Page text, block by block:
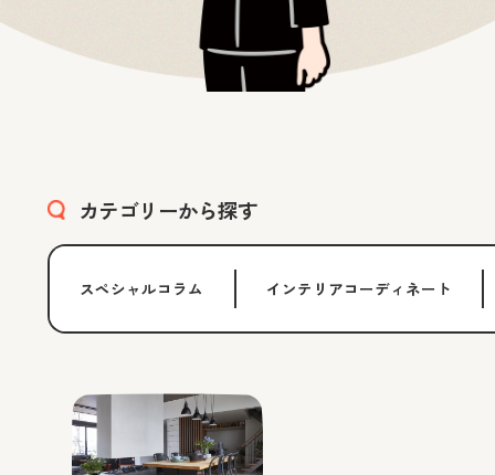
カテゴリーから探す
スペシャルコラム インテリアコーディネート